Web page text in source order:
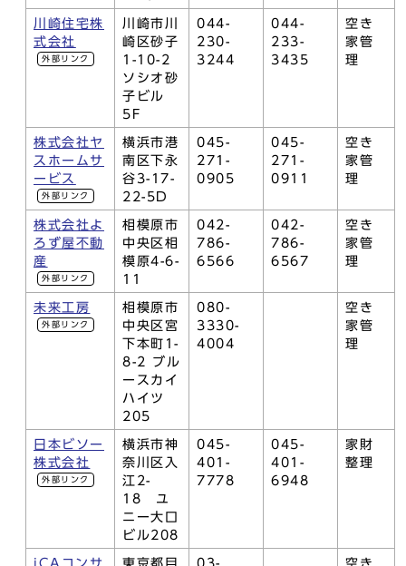
川崎住宅株
式会社
外部リンク
川崎市川
崎区砂子
1-10-2
ソシオ砂
子ビル
5F
044-
230-
3244
044-
233-
3435
空き
家管
理
株式会社ヤ
スホームサ
ービス
外部リンク
横浜市港
南区下永
谷3-17-
22-5D
045-
271-
0905
045-
271-
0911
空き
家管
理
株式会社よ
ろず屋不動
産
外部リンク
相模原市
中央区相
模原4-6-
11
042-
786-
6566
042-
786-
6567
空き
家管
理
未来工房
外部リンク
相模原市
中央区宮
下本町1-
8-2 ブル
ースカイ
ハイツ
205
080-
3330-
4004
空き
家管
理
日本ビソー
株式会社
外部リンク
横浜市神
奈川区入
江2-
18 ユ
ニー大口
ビル208
045-
401-
7778
045-
401-
6948
家財
整理
iCAコンサ 東京都目 03- 空き